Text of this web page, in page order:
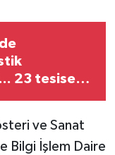
23 tesise
ve Sanat
Bilgi İşlem Daire